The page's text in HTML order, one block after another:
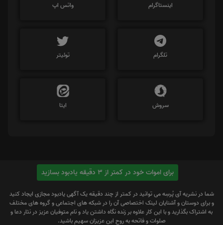
اینستاگرام واتس اپ
تلگرام توئیتر
سروش ایتا
برای اموات خود در کمتر از 3 دقیقه یادبود بسازید
شما در نشریه آی پُرسِه می توانید در کمتر از چند دقیقه یک آگهی یادبود مجازی ایجاد کنید
و برای دوستان و آشنایان لینک اختصاصی آن را در شبکه های اجتماعی و گروه های مختلف
به اشتراک بگذارید و با این کار علاوه بر زنده نگاه داشتن یاد و نام متوفیان عزیز در نثار دعا و
صلوات و فاتحه به روح این عزیزان سهیم باشید.